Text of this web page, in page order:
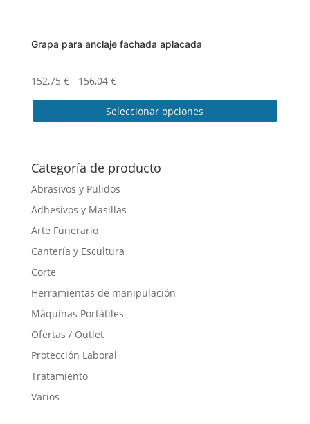
Grapa para anclaje fachada aplacada
152,75 € - 156,04 €Rango
precios:
hasta
156,04 €
Seleccionar opciones
tiene
múltiples
variantes.
Las
opciones
pueden
elegir
en
página
de
producto
Categoría de producto
Abrasivos y Pulidos
Adhesivos y Masillas
Arte Funerario
Cantería y Escultura
Corte
Herramientas de manipulación
Máquinas Portátiles
Ofertas / Outlet
Protección Laboral
Tratamiento
Varios